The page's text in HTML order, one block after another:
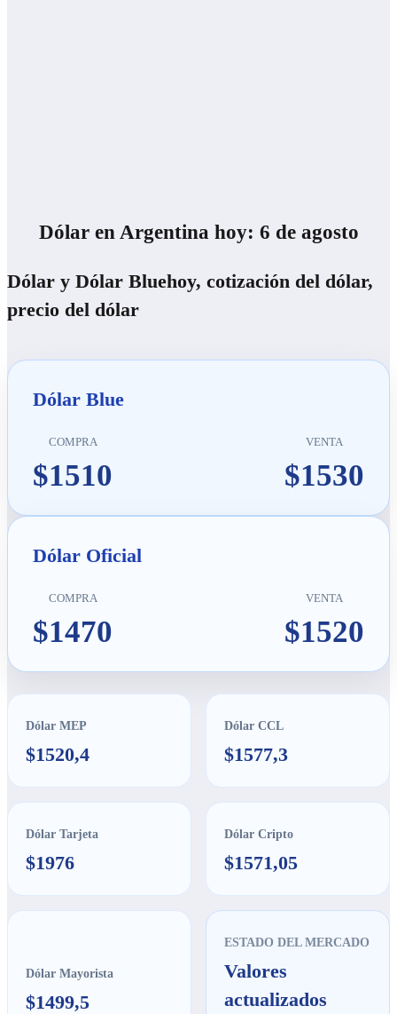
Dólar en Argentina hoy: 6 de agosto
Dólar y Dólar Bluehoy, cotización del dólar,
precio del dólar
Dólar Blue
COMPRA
$1510
VENTA
$1530
Dólar Oficial
COMPRA
$1470
VENTA
$1520
Dólar MEP
$1520,4
Dólar CCL
$1577,3
Dólar Tarjeta
$1976
Dólar Cripto
$1571,05
Dólar Mayorista
$1499,5
ESTADO DEL MERCADO
Valores
actualizados